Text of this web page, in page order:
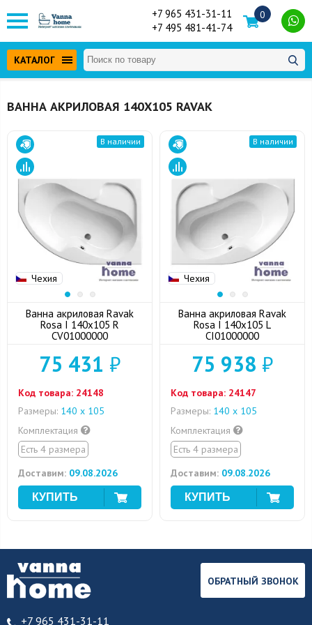
+7 965 431-31-11
+7 495 481-41-74
0
КАТАЛОГ
ВАННА АКРИЛОВАЯ 140Х105 RAVAK
Чехия
В наличии
Ванна акриловая Ravak
Rosa I 140x105 R
CV01000000
75 431 ₽
Код товара: 24148
Размеры: 140 x 105
Комплектация
Есть 4 размера
Доставим: 09.08.2026
Чехия
В наличии
Ванна акриловая Ravak
Rosa I 140x105 L
CI01000000
75 938 ₽
Код товара: 24147
Размеры: 140 x 105
Комплектация
Есть 4 размера
Доставим: 09.08.2026
+7 965 431-31-11
ОБРАТНЫЙ ЗВОНОК